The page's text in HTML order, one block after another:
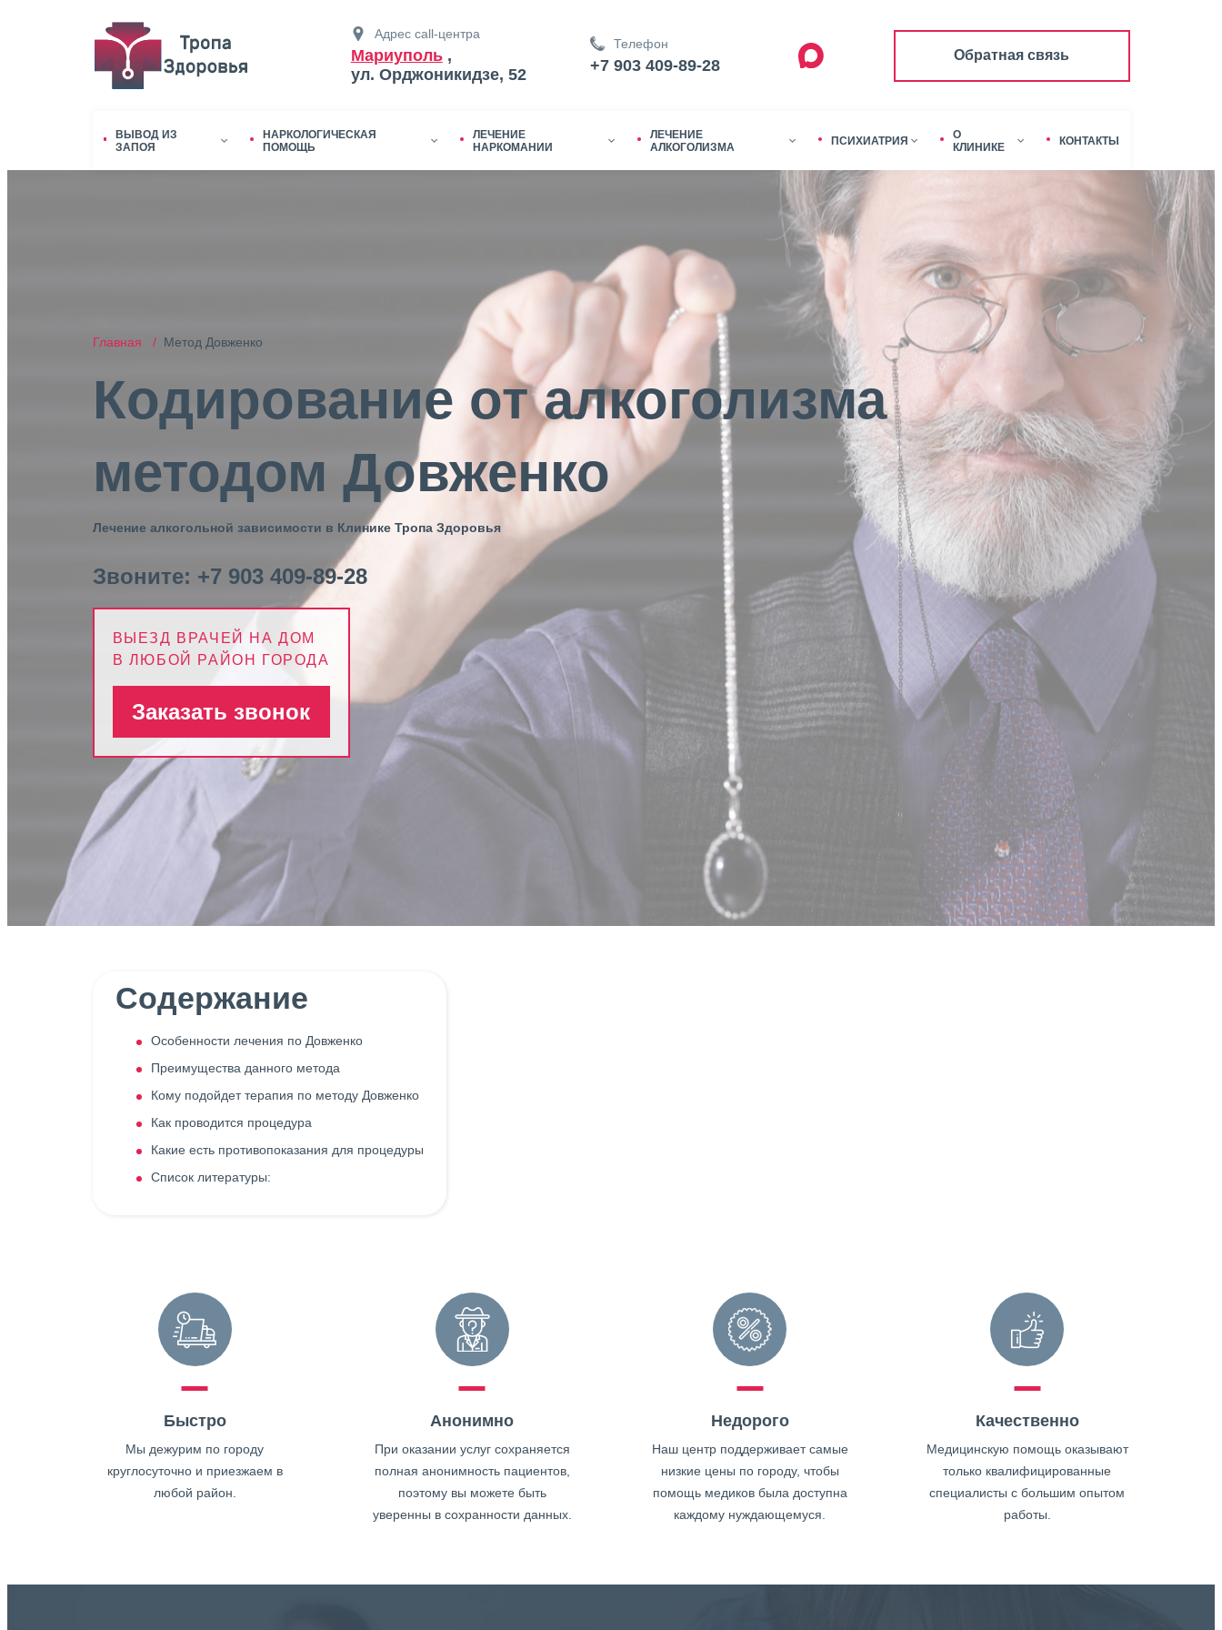
Адрес call-центра
Мариуполь,
ул. Орджоникидзе, 52
Телефон
+7 903 409-89-28
Обратная связь
ВЫВОД ИЗ
ЗАПОЯ
НАРКОЛОГИЧЕСКАЯ
ПОМОЩЬ
ЛЕЧЕНИЕ
НАРКОМАНИИ
ЛЕЧЕНИЕ
АЛКОГОЛИЗМА
ПСИХИАТРИЯ
О
КЛИНИКЕ
КОНТАКТЫ
Главная / Метод Довженко
Кодирование от алкоголизма
методом Довженко
Лечение алкогольной зависимости в Клинике Тропа Здоровья
Звоните: +7 903 409-89-28
ВЫЕЗД ВРАЧЕЙ НА ДОМ
В ЛЮБОЙ РАЙОН ГОРОДА
Заказать звонок
Содержание
Особенности лечения по Довженко
Преимущества данного метода
Кому подойдет терапия по методу Довженко
Как проводится процедура
Какие есть противопоказания для процедуры
Список литературы:
Быстро
Мы дежурим по городу
круглосуточно и приезжаем в
любой район.
Анонимно
При оказании услуг сохраняется
полная анонимность пациентов,
поэтому вы можете быть
уверенны в сохранности данных.
Недорого
Наш центр поддерживает самые
низкие цены по городу, чтобы
помощь медиков была доступна
каждому нуждающемуся.
Качественно
Медицинскую помощь оказывают
только квалифицированные
специалисты с большим опытом
работы.